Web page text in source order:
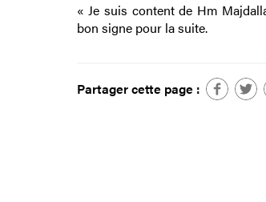
« Je suis content de Hm
bon signe pour la suite.
Partager cette page :